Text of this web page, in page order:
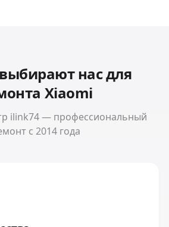
нас для
Xiaomi
ilink74 — профессиональный
с 2014 года